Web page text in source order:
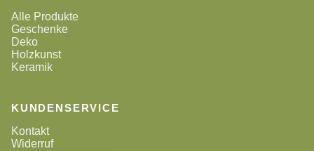
Alle Produkte
Geschenke
Deko
Holzkunst
Keramik
KUNDENSERVICE
Kontakt
Widerruf